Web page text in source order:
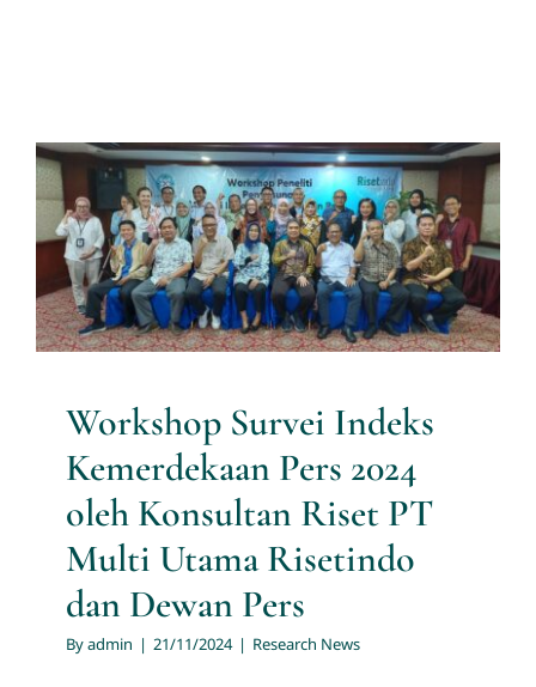
Workshop Survei Indeks
Kemerdekaan Pers 2024 oleh
Konsultan Riset PT Multi
Utama Risetindo dan Dewan
Pers
Research News
Workshop Survei Indeks
Kemerdekaan Pers 2024
oleh Konsultan Riset PT
Multi Utama Risetindo
dan Dewan Pers
Byadmin | 21/11/2024 | Research News